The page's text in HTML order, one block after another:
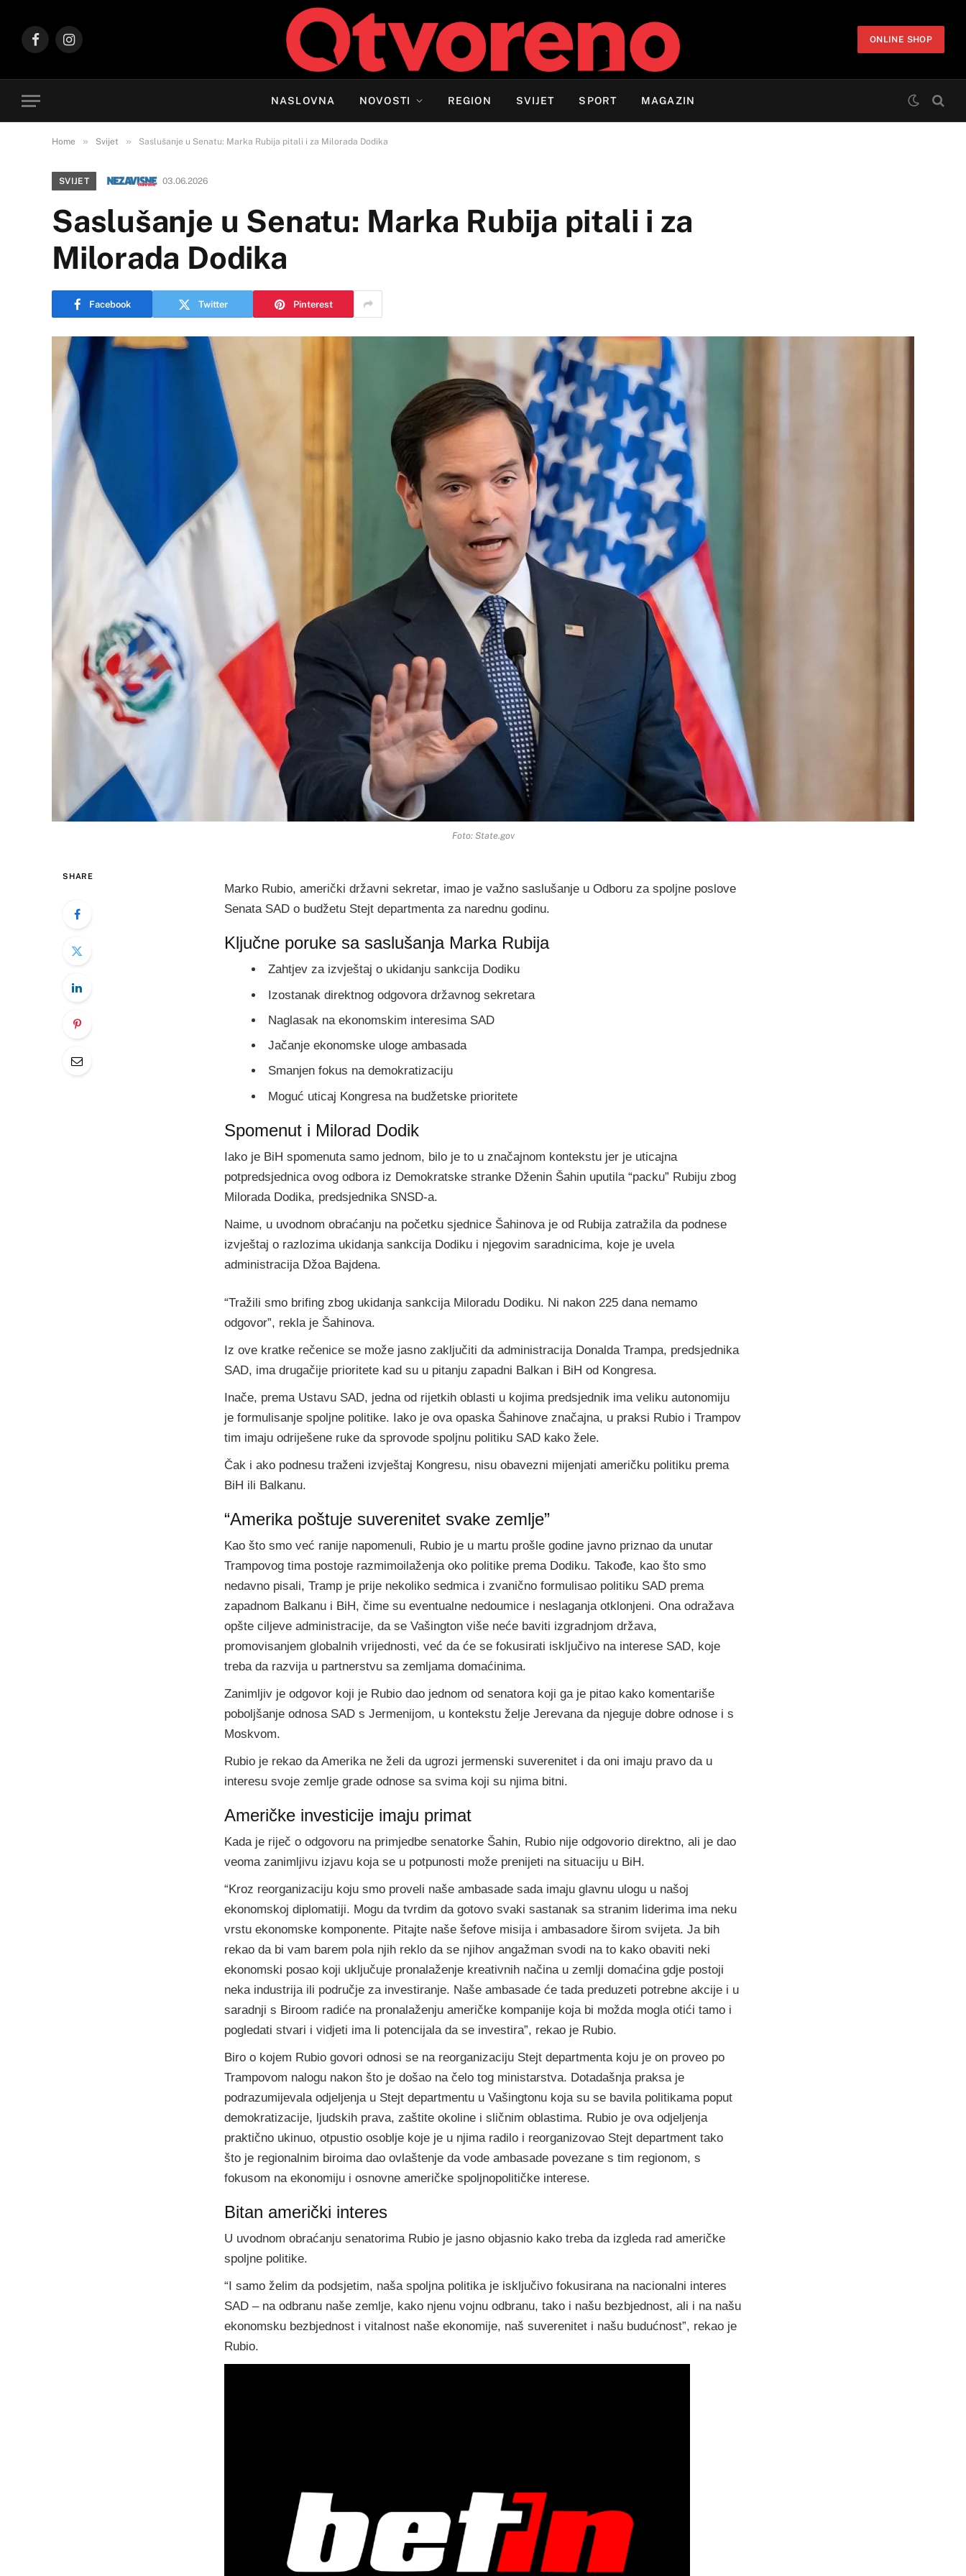
FacebookInstagram
ONLINE SHOP
NASLOVNA NOVOSTI REGION SVIJET SPORT MAGAZIN
Home » Svijet » Saslušanje u Senatu: Marka Rubija pitali i za Milorada Dodika
SVIJET 03.06.2026
Saslušanje u Senatu: Marka Rubija pitali i za
Milorada Dodika
Facebook Twitter Pinterest
Foto: State.gov
SHARE
Marko Rubio, američki državni sekretar, imao je važno saslušanje u Odboru za spoljne poslove
Senata SAD o budžetu Stejt departmenta za narednu godinu.
Ključne poruke sa saslušanja Marka Rubija
Zahtjev za izvještaj o ukidanju sankcija Dodiku
Izostanak direktnog odgovora državnog sekretara
Naglasak na ekonomskim interesima SAD
Jačanje ekonomske uloge ambasada
Smanjen fokus na demokratizaciju
Moguć uticaj Kongresa na budžetske prioritete
Spomenut i Milorad Dodik
Iako je BiH spomenuta samo jednom, bilo je to u značajnom kontekstu jer je uticajna
potpredsjednica ovog odbora iz Demokratske stranke Dženin Šahin uputila “packu” Rubiju zbog
Milorada Dodika, predsjednika SNSD-a.
Naime, u uvodnom obraćanju na početku sjednice Šahinova je od Rubija zatražila da podnese
izvještaj o razlozima ukidanja sankcija Dodiku i njegovim saradnicima, koje je uvela
administracija Džoa Bajdena.
“Tražili smo brifing zbog ukidanja sankcija Miloradu Dodiku. Ni nakon 225 dana nemamo
odgovor”, rekla je Šahinova.
Iz ove kratke rečenice se može jasno zaključiti da administracija Donalda Trampa, predsjednika
SAD, ima drugačije prioritete kad su u pitanju zapadni Balkan i BiH od Kongresa.
Inače, prema Ustavu SAD, jedna od rijetkih oblasti u kojima predsjednik ima veliku autonomiju
je formulisanje spoljne politike. Iako je ova opaska Šahinove značajna, u praksi Rubio i Trampov
tim imaju odriješene ruke da sprovode spoljnu politiku SAD kako žele.
Čak i ako podnesu traženi izvještaj Kongresu, nisu obavezni mijenjati američku politiku prema
BiH ili Balkanu.
“Amerika poštuje suverenitet svake zemlje”
Kao što smo već ranije napomenuli, Rubio je u martu prošle godine javno priznao da unutar
Trampovog tima postoje razmimoilaženja oko politike prema Dodiku. Takođe, kao što smo
nedavno pisali, Tramp je prije nekoliko sedmica i zvanično formulisao politiku SAD prema
zapadnom Balkanu i BiH, čime su eventualne nedoumice i neslaganja otklonjeni. Ona odražava
opšte ciljeve administracije, da se Vašington više neće baviti izgradnjom država,
promovisanjem globalnih vrijednosti, već da će se fokusirati isključivo na interese SAD, koje
treba da razvija u partnerstvu sa zemljama domaćinima.
Zanimljiv je odgovor koji je Rubio dao jednom od senatora koji ga je pitao kako komentariše
poboljšanje odnosa SAD s Jermenijom, u kontekstu želje Jerevana da njeguje dobre odnose i s
Moskvom.
Rubio je rekao da Amerika ne želi da ugrozi jermenski suverenitet i da oni imaju pravo da u
interesu svoje zemlje grade odnose sa svima koji su njima bitni.
Američke investicije imaju primat
Kada je riječ o odgovoru na primjedbe senatorke Šahin, Rubio nije odgovorio direktno, ali je dao
veoma zanimljivu izjavu koja se u potpunosti može prenijeti na situaciju u BiH.
“Kroz reorganizaciju koju smo proveli naše ambasade sada imaju glavnu ulogu u našoj
ekonomskoj diplomatiji. Mogu da tvrdim da gotovo svaki sastanak sa stranim liderima ima neku
vrstu ekonomske komponente. Pitajte naše šefove misija i ambasadore širom svijeta. Ja bih
rekao da bi vam barem pola njih reklo da se njihov angažman svodi na to kako obaviti neki
ekonomski posao koji uključuje pronalaženje kreativnih načina u zemlji domaćina gdje postoji
neka industrija ili područje za investiranje. Naše ambasade će tada preduzeti potrebne akcije i u
saradnji s Biroom radiće na pronalaženju američke kompanije koja bi možda mogla otići tamo i
pogledati stvari i vidjeti ima li potencijala da se investira”, rekao je Rubio.
Biro o kojem Rubio govori odnosi se na reorganizaciju Stejt departmenta koju je on proveo po
Trampovom nalogu nakon što je došao na čelo tog ministarstva. Dotadašnja praksa je
podrazumijevala odjeljenja u Stejt departmentu u Vašingtonu koja su se bavila politikama poput
demokratizacije, ljudskih prava, zaštite okoline i sličnim oblastima. Rubio je ova odjeljenja
praktično ukinuo, otpustio osoblje koje je u njima radilo i reorganizovao Stejt department tako
što je regionalnim biroima dao ovlaštenje da vode ambasade povezane s tim regionom, s
fokusom na ekonomiju i osnovne američke spoljnopolitičke interese.
Bitan američki interes
U uvodnom obraćanju senatorima Rubio je jasno objasnio kako treba da izgleda rad američke
spoljne politike.
“I samo želim da podsjetim, naša spoljna politika je isključivo fokusirana na nacionalni interes
SAD – na odbranu naše zemlje, kako njenu vojnu odbranu, tako i našu bezbjednost, ali i na našu
ekonomsku bezbjednost i vitalnost naše ekonomije, naš suverenitet i našu budućnost”, rekao je
Rubio.